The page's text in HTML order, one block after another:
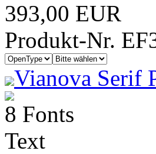
393,00 EUR
Produkt-Nr.
Vianova Serif
8 Fonts
Text